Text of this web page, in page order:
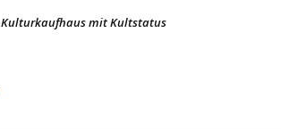
Kulturkaufhaus mit Kultstatus